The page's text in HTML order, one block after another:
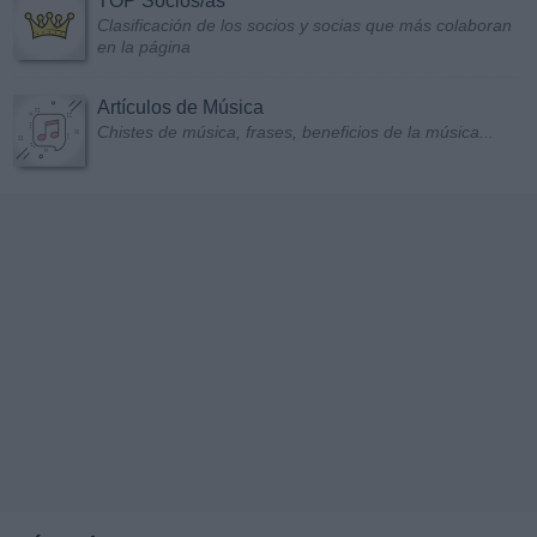
Clasificación de los socios y socias que más colaboran
en la página
Artículos de Música
Chistes de música, frases, beneficios de la música...